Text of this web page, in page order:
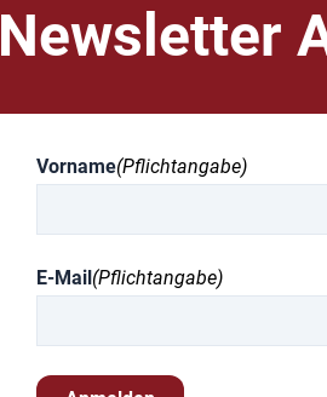
Newsletter
Vorname(Pflichtangabe)
E-Mail (Pflichtangabe)